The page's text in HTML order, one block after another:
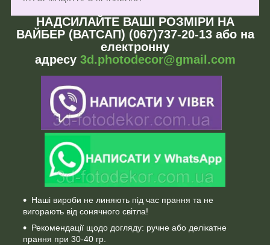
НАДСИЛАЙТЕ ВАШІ РОЗМІРИ НА
ВАЙБЕР (ВАТСАП) (067)737-20-13 або на
електронну
адресу 3d.photodecor@gmail.com
Наші вироби не линяють під час прання та не
вигорають від сонячного світла!
Рекомендації щодо догляду: ручне або делікатне
прання при 30-40 гр.